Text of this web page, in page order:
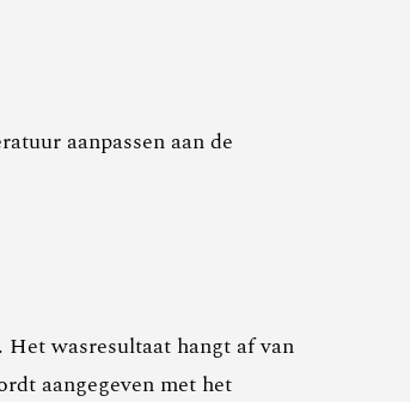
aanpassen aan de
wasresultaat hangt af van
aangegeven met het